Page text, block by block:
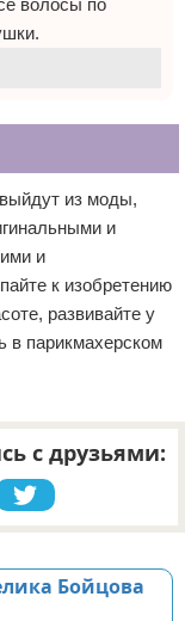
волосы по
из моды,
и
и
к изобретению
развивайте у
в парикмахерском
с друзьями:
Бойцова